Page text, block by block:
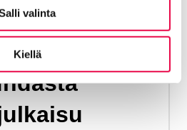
valinta
Kielläväriä!